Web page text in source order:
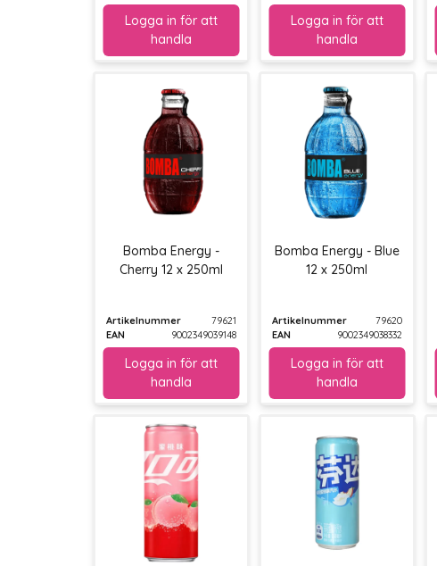
Bomba Energy -
Cherry 12 x 250ml
Artikelnummer
79621
EAN
9002349039148
Bomba Energy - Blue
12 x 250ml
Artikelnummer
79620
EAN
9002349038332